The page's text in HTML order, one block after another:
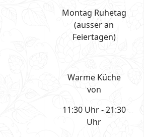
Montag Ruhetag
(ausser an
Feiertagen)
Warme Küche
von
11:30 Uhr - 21:30
Uhr